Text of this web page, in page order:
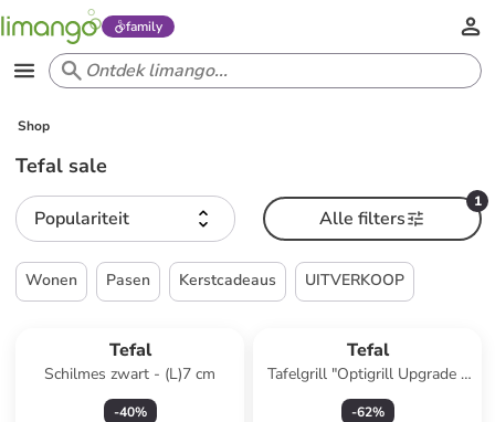
family
Shop
Tefal sale
Populariteit
1
Alle filters
Wonen Pasen Kerstcadeaus UITVERKOOP
Tefal
Schilmes zwart - (L)7 cm
-40%
Tefal
Tafelgrill "Optigrill Upgrade -
GC717810" zwart
-62%